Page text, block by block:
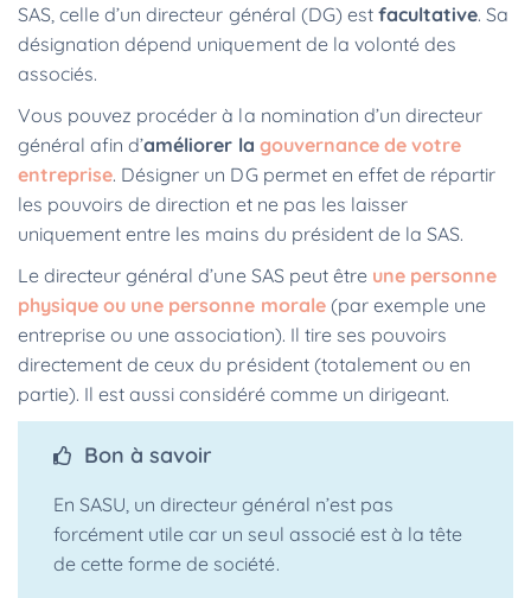
SAS, celle d’un directeur général (DG) est facultative. Sa
désignation dépend uniquement de la volonté des
associés.
Vous pouvez procéder à la nomination d’un directeur
général afin d’améliorer la gouvernance de votre
entreprise. Désigner un DG permet en effet de répartir
les pouvoirs de direction et ne pas les laisser
uniquement entre les mains du président de la SAS.
Le directeur général d’une SAS peut être une personne
physique ou une personne morale(par exemple une
entreprise ou une association). Il tire ses pouvoirs
directement de ceux du président (totalement ou en
partie). Il est aussi considéré comme un dirigeant.
Bon à savoir
En SASU, un directeur général n’est pas
forcément utile car un seul associé est à la tête
de cette forme de société.